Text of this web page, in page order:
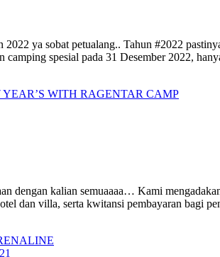
ya sobat petualang.. Tahun #2022
camping spesial pada 31 Desember 2022,
WITH RAGENTAR CAMP
dengan kalian semuaaaa… Kami
dan villa, serta kwitansi pembayaran bagi